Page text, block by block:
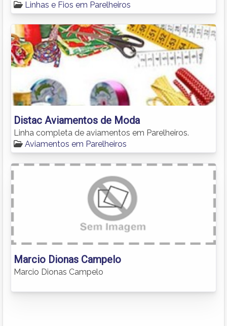
Linhas e Fios em Parelheiros
Distac Aviamentos de Moda
Linha completa de aviamentos em Parelheiros.
Aviamentos em Parelheiros
Marcio Dionas Campelo
Marcio Dionas Campelo